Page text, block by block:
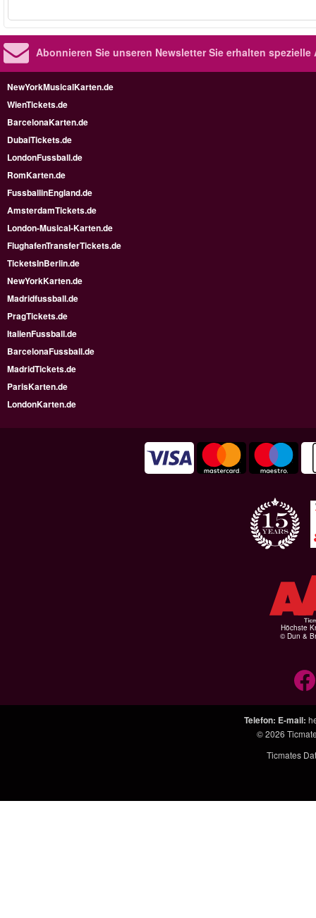
Abonnieren Sie unseren NewsletterSie erhalten spezielle
NewYorkMusicalKarten.de
WienTickets.de
BarcelonaKarten.de
DubaiTickets.de
LondonFussball.de
RomKarten.de
FussballinEngland.de
AmsterdamTickets.de
London-Musical-Karten.de
FlughafenTransferTickets.de
TicketsInBerlin.de
NewYorkKarten.de
Madridfussball.de
PragTickets.de
ItalienFussball.de
BarcelonaFussball.de
MadridTickets.de
ParisKarten.de
LondonKarten.de
Höchste
© Dun &
Telefon: E-mail:
© 2026
Ticmates